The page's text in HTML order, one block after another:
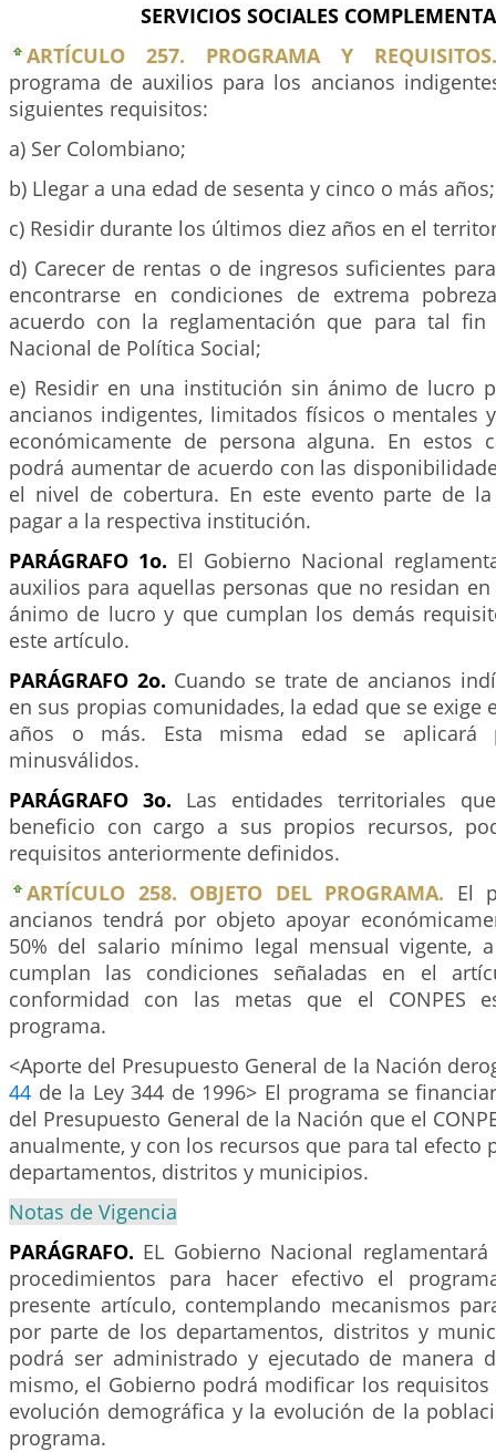
SERVICIOS SOCIALES
ARTÍCULO 257. PROGRAMA Y REQUISITOS.
programa de auxilios para los ancianos
siguientes requisitos:
a) Ser Colombiano;
b) Llegar a una edad de sesenta y cinco o más años;
c) Residir durante los últimos diez años en el
d) Carecer de rentas o de ingresos suficientes
encontrarse en condiciones de extrema
acuerdo con la reglamentación que para tal fin
Nacional de Política Social;
e) Residir en una institución sin ánimo de lucro
ancianos indigentes, limitados físicos o mentales
económicamente de persona alguna. En estos
podrá aumentar de acuerdo con las
el nivel de cobertura. En este evento parte de
pagar a la respectiva institución.
PARÁGRAFO 1o. El Gobierno Nacional
auxilios para aquellas personas que no residan
ánimo de lucro y que cumplan los demás
este artículo.
PARÁGRAFO 2o. Cuando se trate de ancianos
en sus propias comunidades, la edad que se exige
años o más. Esta misma edad se aplicará
minusválidos.
PARÁGRAFO 3o. Las entidades territoriales
beneficio con cargo a sus propios recursos,
requisitos anteriormente definidos.
ARTÍCULO 258. OBJETO DEL PROGRAMA. El
ancianos tendrá por objeto apoyar
50% del salario mínimo legal mensual vigente,
cumplan las condiciones señaladas en el
conformidad con las metas que el CONPES
programa.
<Aporte del Presupuesto General de la Nación
44 de la Ley 344 de 1996> El programa se
del Presupuesto General de la Nación que el
anualmente, y con los recursos que para tal efecto
departamentos, distritos y municipios.
Notas de Vigencia
PARÁGRAFO. EL Gobierno Nacional
procedimientos para hacer efectivo el
presente artículo, contemplando mecanismos
por parte de los departamentos, distritos y
podrá ser administrado y ejecutado de manera
mismo, el Gobierno podrá modificar los
evolución demográfica y la evolución de la
programa.